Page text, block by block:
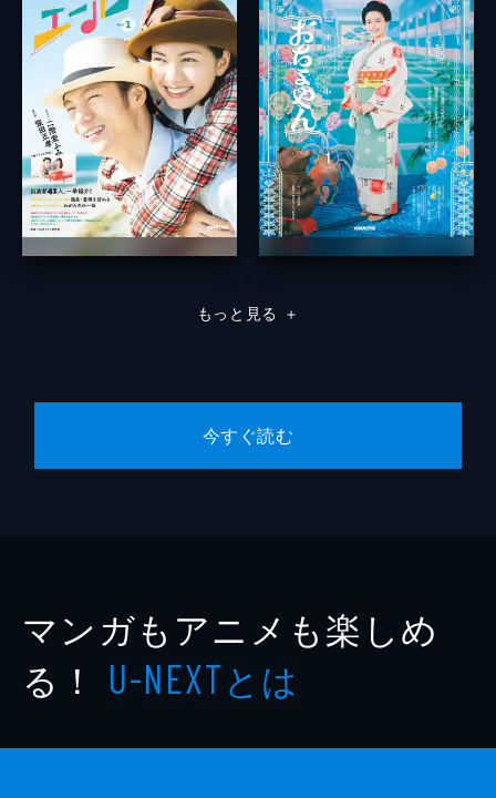
もっと見る ＋
今すぐ読む
マンガもアニメも楽しめ
る！ U-NEXTとは